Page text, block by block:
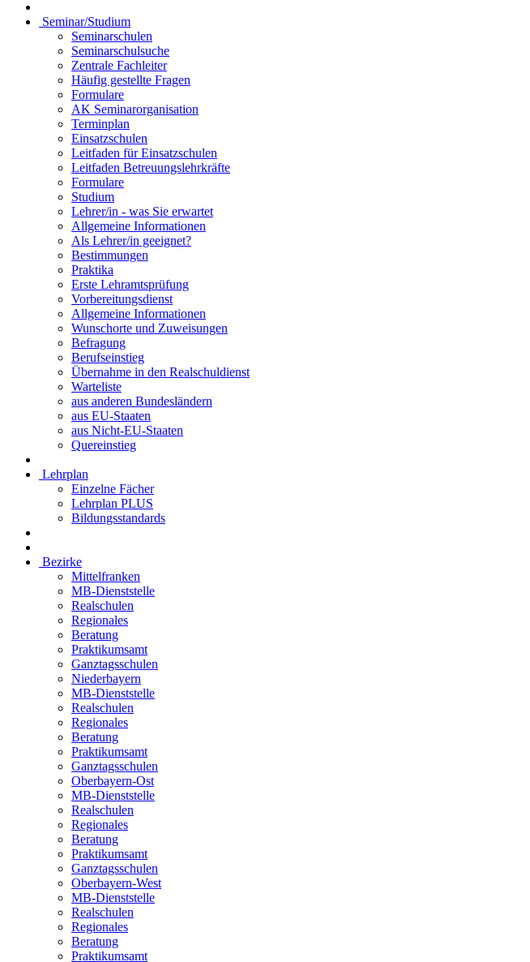
Seminar/Studium
Seminarschulen
Seminarschulsuche
Zentrale Fachleiter
Häufig gestellte Fragen
Formulare
AK Seminarorganisation
Terminplan
Einsatzschulen
Leitfaden für Einsatzschulen
Leitfaden Betreuungslehrkräfte
Formulare
Studium
Lehrer/in - was Sie erwartet
Allgemeine Informationen
Als Lehrer/in geeignet?
Bestimmungen
Praktika
Erste Lehramtsprüfung
Vorbereitungsdienst
Allgemeine Informationen
Wunschorte und Zuweisungen
Befragung
Berufseinstieg
Übernahme in den Realschuldienst
Warteliste
aus anderen Bundesländern
aus EU-Staaten
aus Nicht-EU-Staaten
Quereinstieg
Lehrplan
Einzelne Fächer
Lehrplan PLUS
Bildungsstandards
Bezirke
Mittelfranken
MB-Dienststelle
Realschulen
Regionales
Beratung
Praktikumsamt
Ganztagsschulen
Niederbayern
MB-Dienststelle
Realschulen
Regionales
Beratung
Praktikumsamt
Ganztagsschulen
Oberbayern-Ost
MB-Dienststelle
Realschulen
Regionales
Beratung
Praktikumsamt
Ganztagsschulen
Oberbayern-West
MB-Dienststelle
Realschulen
Regionales
Beratung
Praktikumsamt